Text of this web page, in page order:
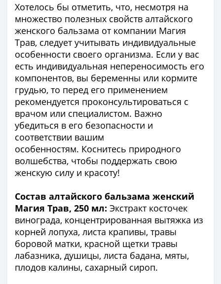
Хотелось бы отметить, что, несмотря на
множество полезных свойств алтайского
женского бальзама от компании Магия
Трав, следует учитывать индивидуальные
особенности своего организма. Если у вас
есть индивидуальная непереносимость его
компонентов, вы беременны или кормите
грудью, то перед его применением
рекомендуется проконсультироваться с
врачом или специалистом. Важно
убедиться в его безопасности и
соответствии вашим
особенностям. Коснитесь природного
волшебства, чтобы поддержать свою
женскую силу и красоту!
Состав алтайского бальзама женский
Магия Трав, 250 мл: Экстракт косточек
винограда, концентрированная вытяжка из
корней лопуха, листа крапивы, травы
боровой матки, красной щетки травы
лабазника, душицы, листа бадана, мяты,
плодов калины, сахарный сироп.